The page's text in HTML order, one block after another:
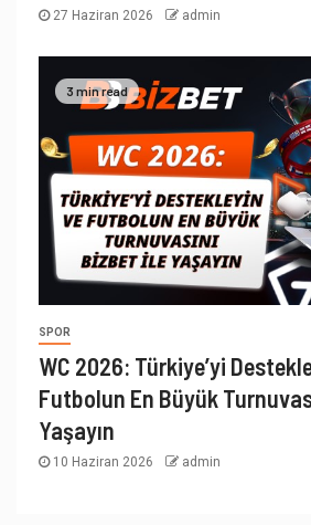
27 Haziran 2026 admin
3 min read
SPOR
WC 2026: Türkiye’yi
Futbolun En Büyük
Yaşayın
10 Haziran 2026 admin